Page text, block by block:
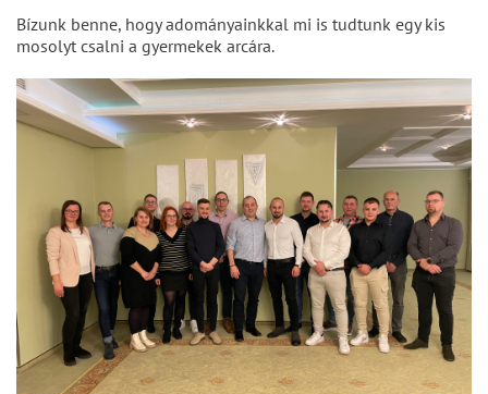
Bízunk benne, hogy adományainkkal mi is tudtunk egy kis
mosolyt csalni a gyermekek arcára.